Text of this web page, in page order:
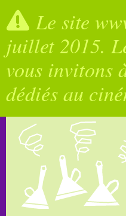
Le site
juillet 2015.
vous invitons
dédiés au